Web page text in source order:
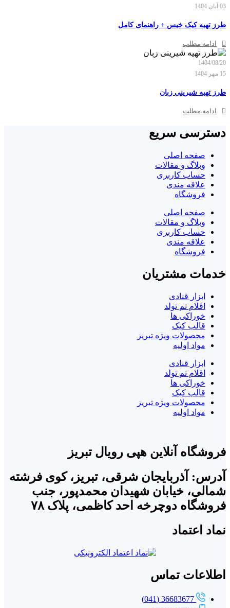
03 آبان 1404
طرز تهیه کیک خیس + راهنمای کامل
ادامه مطلب
1404/08/20
15 مهر 1404
طرز تهیه شیرینی زبان
ادامه مطلب
دسترسی سریع
صفحه اصلی
وبلاگ و مقالات
حساب کاربری
علاقه مندی
فروشگاه
صفحه اصلی
وبلاگ و مقالات
حساب کاربری
علاقه مندی
فروشگاه
خدمات مشتریان
ابزار قنادی
اقلام تم تولد
خوراکی ها
قالب کیک
محصولات ویژه تبریز
مواد اولیه
ابزار قنادی
اقلام تم تولد
خوراکی ها
قالب کیک
محصولات ویژه تبریز
مواد اولیه
فروشگاه آنلاین هپی رویال تبریز
آدرس: آذربایجان شرقی، تبریز، کوی فرشته
شمالی، خیابان شهیدان محمدپور، جنب
فروشگاه دوچرخه احد کاظمی، پلاک ۷۸
نماد اعتماد
اطلاعات تماس
36683677 (041)